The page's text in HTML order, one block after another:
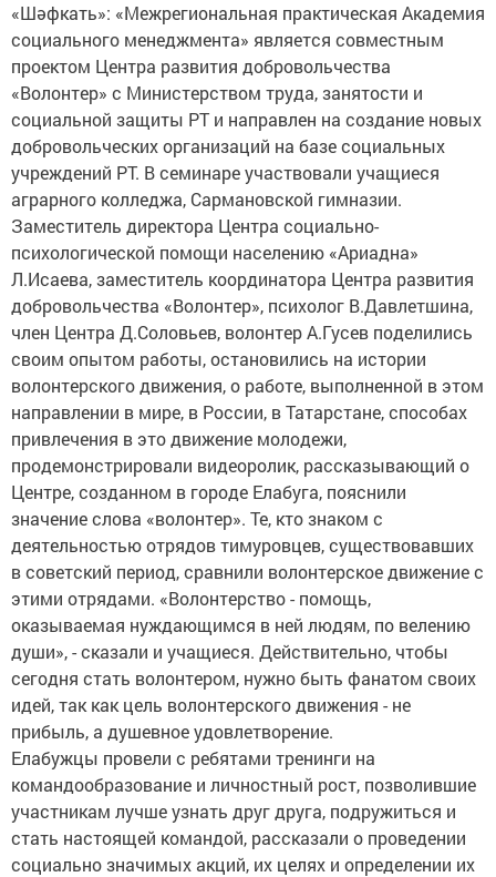
«Шәфкать»: «Межрегиональная практическая Академия
социального менеджмента» является совместным
проектом Центра развития добровольчества
«Волонтер» с Министерством труда, занятости и
социальной защиты РТ и направлен на создание новых
добровольческих организаций на базе социальных
учреждений РТ. В семинаре участвовали учащиеся
аграрного колледжа, Сармановской гимназии.
Заместитель директора Центра социально-
психологической помощи населению «Ариадна»
Л.Исаева, заместитель координатора Центра развития
добровольчества «Волонтер», психолог В.Давлетшина,
член Центра Д.Соловьев, волонтер А.Гусев поделились
своим опытом работы, остановились на истории
волонтерского движения, о работе, выполненной в этом
направлении в мире, в России, в Татарстане, способах
привлечения в это движение молодежи,
продемонстрировали видеоролик, рассказывающий о
Центре, созданном в городе Елабуга, пояснили
значение слова «волонтер». Те, кто знаком с
деятельностью отрядов тимуровцев, существовавших
в советский период, сравнили волонтерское движение с
этими отрядами. «Волонтерство - помощь,
оказываемая нуждающимся в ней людям, по велению
души», - сказали и учащиеся. Действительно, чтобы
сегодня стать волонтером, нужно быть фанатом своих
идей, так как цель волонтерского движения - не
прибыль, а душевное удовлетворение.
Елабужцы провели с ребятами тренинги на
командообразование и личностный рост, позволившие
участникам лучше узнать друг друга, подружиться и
стать настоящей командой, рассказали о проведении
социально значимых акций, их целях и определении их